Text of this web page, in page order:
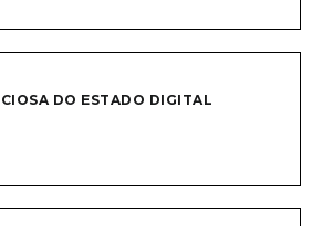
DO ESTADO DIGITAL